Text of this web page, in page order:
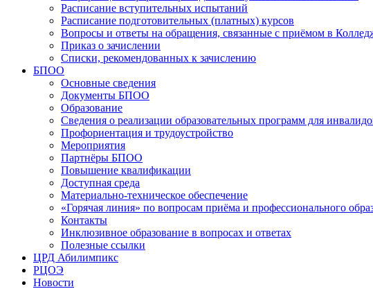
Расписание вступительных испытаний
Расписание подготовительных (платных) курсов
Вопросы и ответы на обращения, связанные с приёмом в
Приказ о зачислении
Списки, рекомендованных к зачислению
БПОО
Основные сведения
Документы БПОО
Образование
Сведения о реализации образовательных программ для
Профориентация и трудоустройство
Мероприятия
Партнёры БПОО
Повышение квалификации
Доступная среда
Материально-техническое обеспечение
«Горячая линия» по вопросам приёма и профессионального
Контакты
Инклюзивное образование в вопросах и ответах
Полезные ссылки
ЦРД Абилимпикс
РЦОЭ
Новости